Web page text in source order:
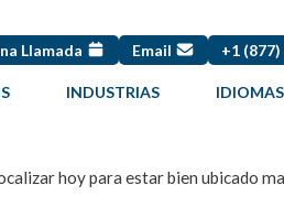
Llamada Email +1
INDUSTRIAS IDIOMAS
hoy para estar bien ubicado